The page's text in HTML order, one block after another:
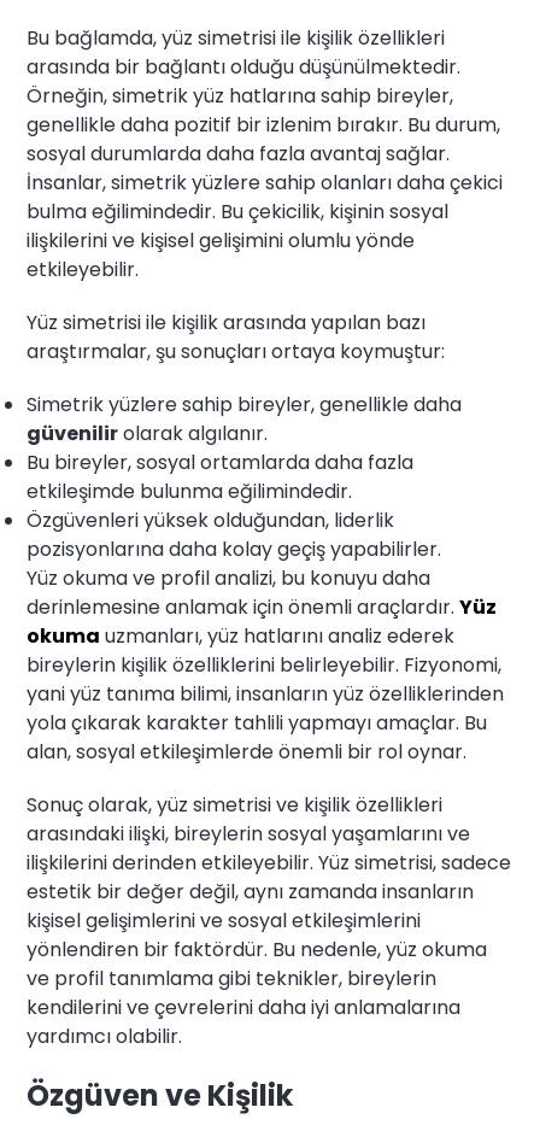
Bu bağlamda, yüz simetrisi ile kişilik özellikleri
arasında bir bağlantı olduğu düşünülmektedir.
Örneğin, simetrik yüz hatlarına sahip bireyler,
genellikle daha pozitif bir izlenim bırakır. Bu durum,
sosyal durumlarda daha fazla avantaj sağlar.
İnsanlar, simetrik yüzlere sahip olanları daha çekici
bulma eğilimindedir. Bu çekicilik, kişinin sosyal
ilişkilerini ve kişisel gelişimini olumlu yönde
etkileyebilir.
Yüz simetrisi ile kişilik arasında yapılan bazı
araştırmalar, şu sonuçları ortaya koymuştur:
Simetrik yüzlere sahip bireyler, genellikle daha
güvenilirolarak algılanır.
Bu bireyler, sosyal ortamlarda daha fazla
etkileşimde bulunma eğilimindedir.
Özgüvenleri yüksek olduğundan, liderlik
pozisyonlarına daha kolay geçiş yapabilirler.
Yüz okuma ve profil analizi, bu konuyu daha
derinlemesine anlamak için önemli araçlardır.Yüz
okuma uzmanları, yüz hatlarını analiz ederek
bireylerin kişilik özelliklerini belirleyebilir. Fizyonomi,
yani yüz tanıma bilimi, insanların yüz özelliklerinden
yola çıkarak karakter tahlili yapmayı amaçlar. Bu
alan, sosyal etkileşimlerde önemli bir rol oynar.
Sonuç olarak, yüz simetrisi ve kişilik özellikleri
arasındaki ilişki, bireylerin sosyal yaşamlarını ve
ilişkilerini derinden etkileyebilir. Yüz simetrisi, sadece
estetik bir değer değil, aynı zamanda insanların
kişisel gelişimlerini ve sosyal etkileşimlerini
yönlendiren bir faktördür. Bu nedenle, yüz okuma
ve profil tanımlama gibi teknikler, bireylerin
kendilerini ve çevrelerini daha iyi anlamalarına
yardımcı olabilir.
Özgüven ve Kişilik